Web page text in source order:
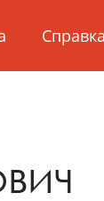
Справка